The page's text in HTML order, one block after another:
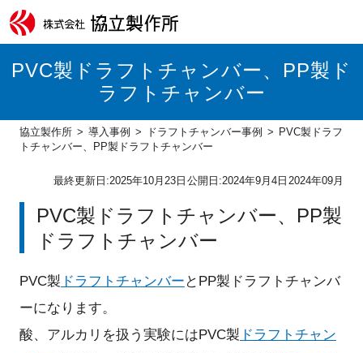
PVC製ドラフトチャンバー、PP製ド
ラフトチャンバー
協立製作所 導入事例 ドラフトチャンバー事例
PVC製ドラフ
トチャンバー、PP製ドラフトチャンバー
最終更新日:2025年10月23日 公開日:2024年9月4日 2024年09月
PVC製ドラフトチャンバー、PP製
ドラフトチャンバー
PVC製 ドラフトチャンバー とPP製ドラフトチャンバ
ーになります。
酸、アルカリを扱う実験にはPVC製 ドラフトチャン